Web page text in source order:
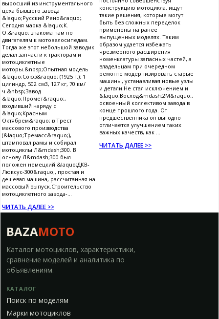
выросший из инструментального
цеха бывшего завода
&laquo;Русский Рено&raquo;.
Сегодня марка &laquo;К.
О.&raquo; знакома нам по
двигателям к мотовелосипедам.
Тогда же этот небольшой заводик
делал запчасти к тракторам и
мотоциклетные
моторы.&nbsp;Опытная модель
&laquo;Союз&raquo; (1925 г.): 1
цилиндр, 502 см3, 127 кг, 70 км/
ч.&nbsp;Завод
&laquo;Промет&raquo;,
входивший наряду с
&laquo;Красным
Октябрем&raquo; в Трест
массового производства
(&laquo;Тремасс&raquo;),
штамповал рамы и собирал
мотоциклы Л&mdash;300. В
основу Л&mdash;300 был
положен немецкий &laquo;ДКВ-
Люксус-300&raquo;, простая и
дешевая машина, рассчитанная на
массовый выпуск.Строительство
мотоциклетного завода-...
ЧИТАТЬ ДАЛЕЕ >>
конструкцию мотоцикла, ищут
такие решения, которые могут
быть без сложных переделок
применены на ранее
выпущенных моделях. Таким
образом удается избежать
чрезмерного расширения
номенклатуры запасных частей, а
владельцам при очередном
ремонте модернизировать старые
машины, устанавливая новые узлы
и детали.Не стал исключением и
&laquo;Восход&mdash;2М&raquo;,
освоенный коллективом завода в
конце прошлого года. От
предшественника он выгодно
отличается улучшением таких
важных качеств, как ...
ЧИТАТЬ ДАЛЕЕ >>
BAZAMOTO
Каталог мотоциклов, характеристики,
сравнение моделей и аналитика по
объявлениям.
КАТАЛОГ
Поиск по моделям
Марки мотоциклов